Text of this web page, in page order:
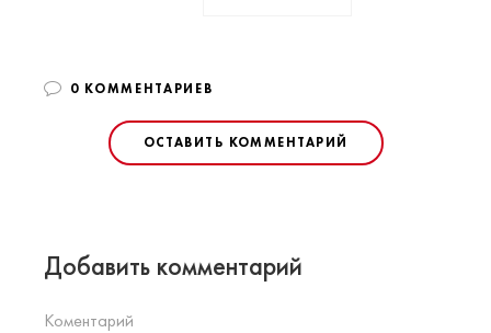
0 КОММЕНТАРИЕВ
ОСТАВИТЬ КОММЕНТАРИЙ
Добавить комментарий
Коментарий